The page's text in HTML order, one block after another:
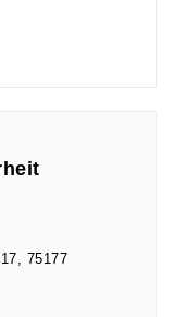
17
75177